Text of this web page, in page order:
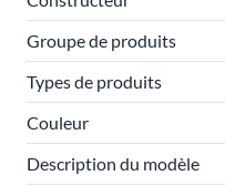
Groupe de produits
Types de produits
Couleur
Description du modèle